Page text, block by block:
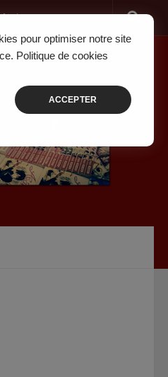
pour optimiser notre site
Politique de cookies
ACCEPTER